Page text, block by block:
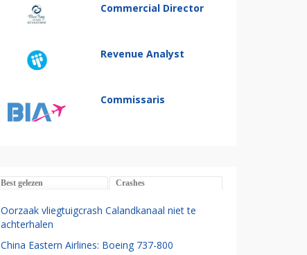
Commercial Director
Revenue Analyst
Commissaris
Best gelezen Crashes
Oorzaak vliegtuigcrash Calandkanaal niet te
achterhalen
China Eastern Airlines: Boeing 737-800